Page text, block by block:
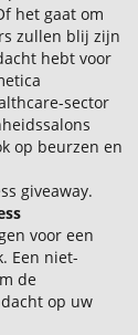
het gaat om
zullen blij zijn
hebt voor
sector
op beurzen en
giveaway.
voor een
Een niet-
de
op uw